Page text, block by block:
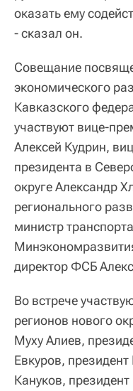
оказать ему
- сказал он.
Совещание
экономического
Кавказского
участвуют вице-
Алексей Кудрин,
президента в
округе Александр
регионального
министр
директор ФСБ
Во встрече
регионов нового
Муху Алиев,
Евкуров,
Кануков,